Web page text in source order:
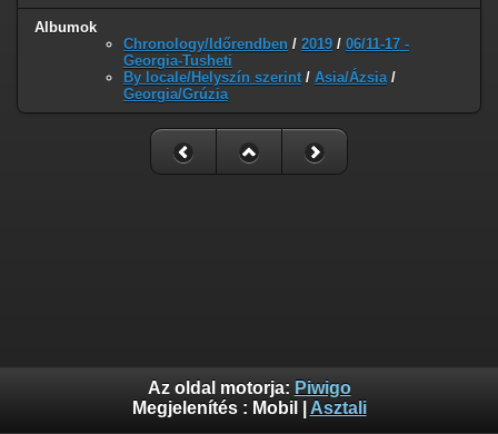
Albumok
Chronology/Időrendben / 2019 / 06/11-17 -
Georgia-Tusheti
By locale/Helyszí­n szerint / Asia/Ázsia/
Georgia/Grúzia
Az oldal motorja: Piwigo
Megjelenítés : Mobil Asztali